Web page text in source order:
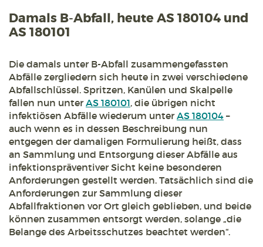
Damals B-Abfall, heute AS 180104 und
AS 180101
Die damals unter B-Abfall zusammengefassten
Abfälle zergliedern sich heute in zwei verschiedene
Abfallschlüssel. Spritzen, Kanülen und Skalpelle
fallen nun unterAS 180101, die übrigen nicht
infektiösen Abfälle wiederum unterAS 180104 –
auch wenn es in dessen Beschreibung nun
entgegen der damaligen Formulierung heißt, dass
an Sammlung und Entsorgung dieser Abfälle aus
infektionspräventiver Sicht keine besonderen
Anforderungen gestellt werden. Tatsächlich sind die
Anforderungen zur Sammlung dieser
Abfallfraktionen vor Ort gleich geblieben, und beide
können zusammen entsorgt werden, solange „die
Belange des Arbeitsschutzes beachtet werden“.